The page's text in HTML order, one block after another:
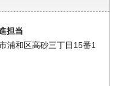
担当
浦和区高砂三丁目15番1